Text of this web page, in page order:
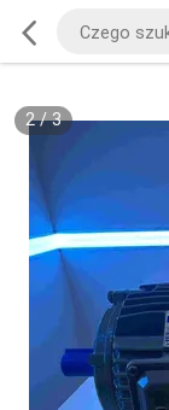
2/3